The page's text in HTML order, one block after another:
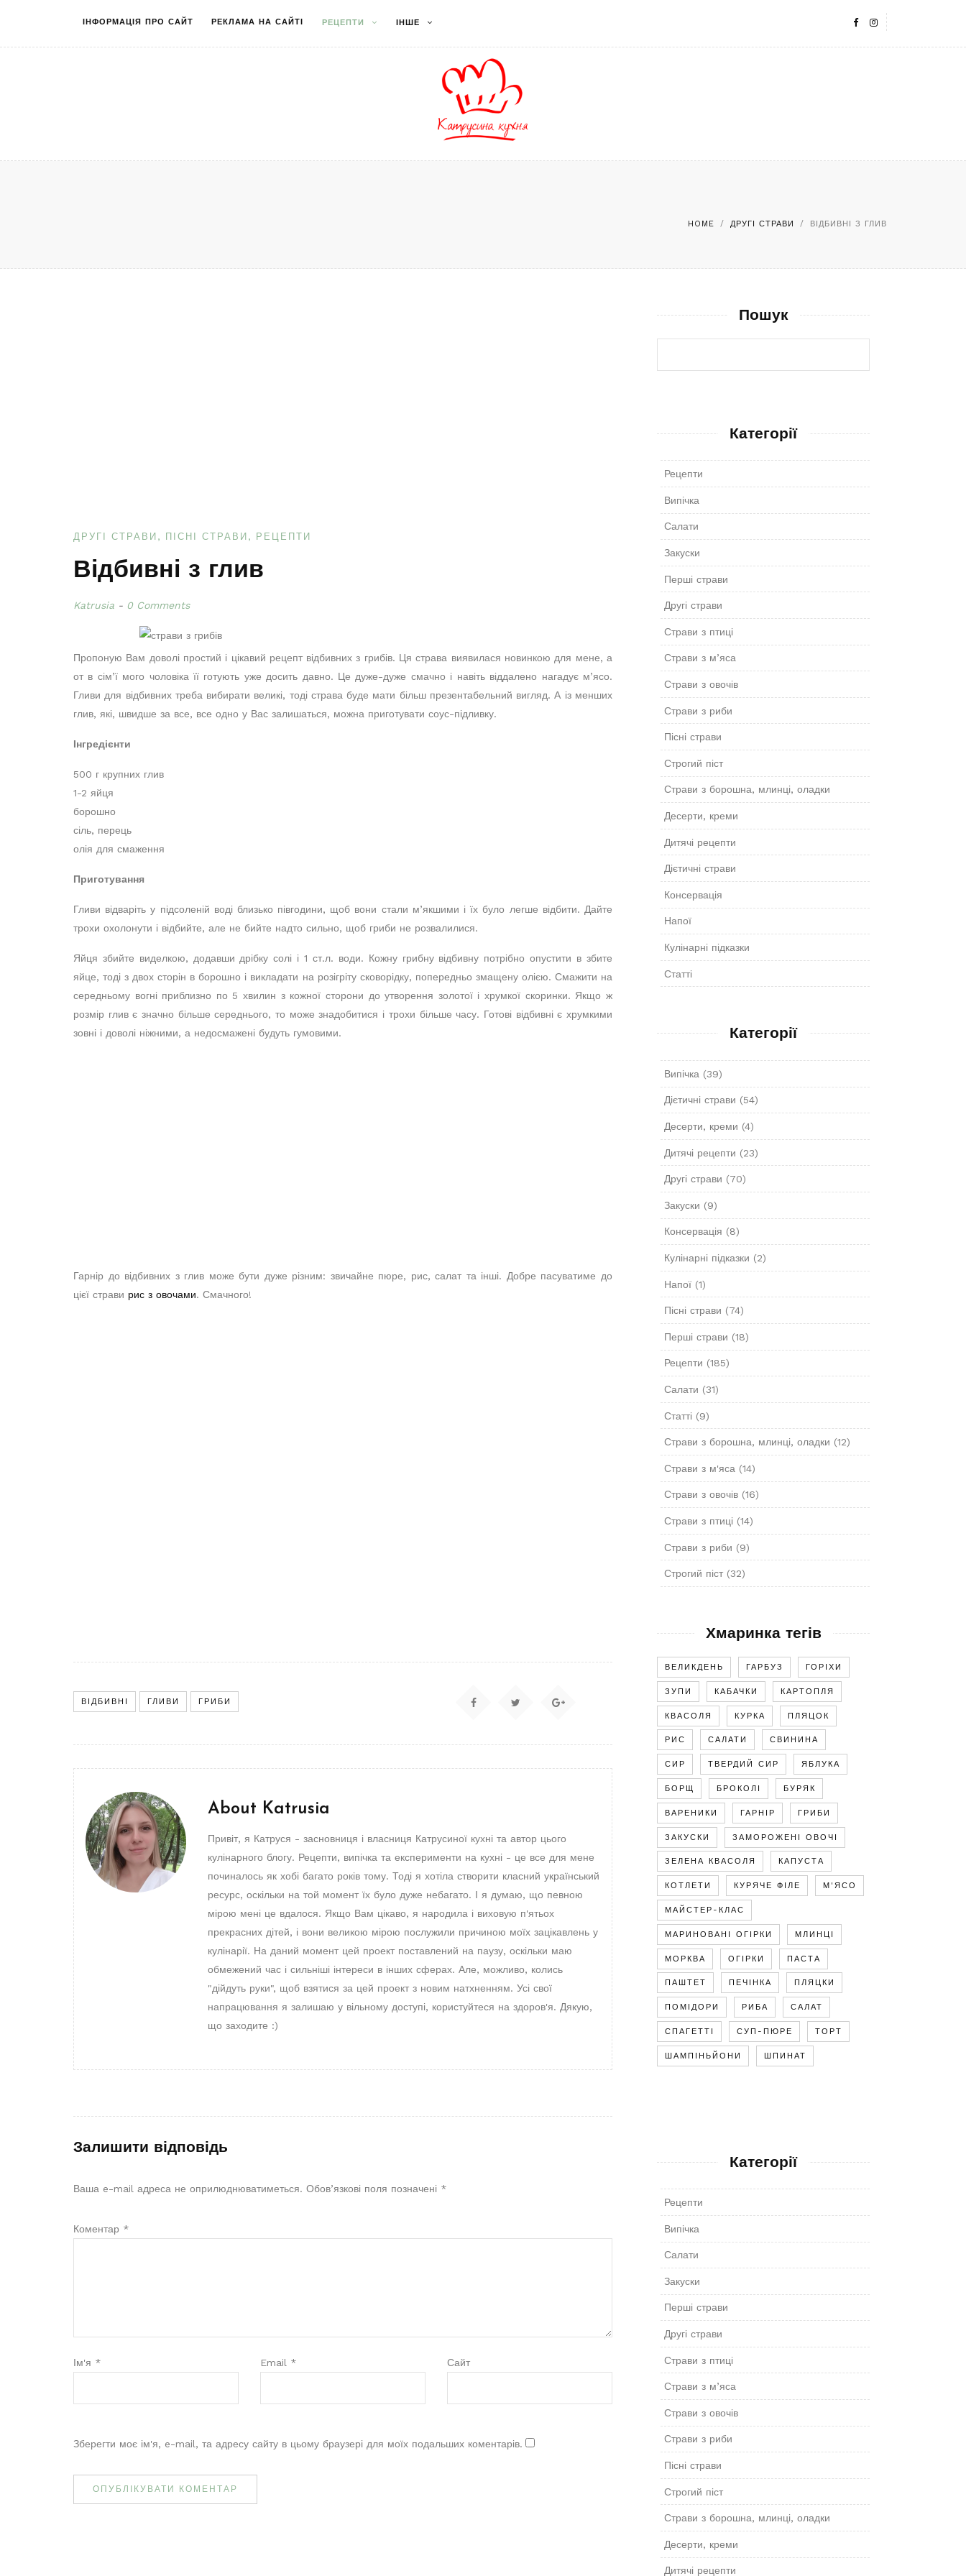
ІНФОРМАЦІЯ ПРО САЙТ РЕКЛАМА НА САЙТІ РЕЦЕПТИ ІНШЕ
HOME / ДРУГІ СТРАВИ / ВІДБИВНІ З ГЛИВ
ДРУГІ СТРАВИ ПІСНІ СТРАВИ РЕЦЕПТИ
Відбивні з глив
Katrusia 0 Comments
Пропоную Вам доволі простий і цікавий рецепт відбивних з грибів. Ця страва виявилася новинкою для мене, а
от в сім’ї мого чоловіка її готують уже досить давно. Це дуже-дуже смачно і навіть віддалено нагадує м’ясо.
Гливи для відбивних треба вибирати великі, тоді страва буде мати більш презентабельний вигляд. А із менших
глив, які, швидше за все, все одно у Вас залишаться, можна приготувати соус-підливку.
Інгредієнти
500 г крупних глив
1-2 яйця
борошно
сіль, перець
олія для смаження
Приготування
Гливи відваріть у підсоленій воді близько півгодини, щоб вони стали м’якшими і їх було легше відбити. Дайте
трохи охолонути і відбийте, але не бийте надто сильно, щоб гриби не розвалилися.
Яйця збийте виделкою, додавши дрібку солі і 1 ст.л. води. Кожну грибну відбивну потрібно опустити в збите
яйце, тоді з двох сторін в борошно і викладати на розігріту сковорідку, попередньо змащену олією. Смажити на
середньому вогні приблизно по 5 хвилин з кожної сторони до утворення золотої і хрумкої скоринки. Якщо ж
розмір глив є значно більше середнього, то може знадобитися і трохи більше часу. Готові відбивні є хрумкими
зовні і доволі ніжними, а недосмажені будуть гумовими.
Гарнір до відбивних з глив може бути дуже різним: звичайне пюре, рис, салат та інші. Добре пасуватиме до
цієї страви рис з овочами. Смачного!
ВІДБИВНІ ГЛИВИ ГРИБИ
About Katrusia
Привіт, я Катруся - засновниця і власниця Катрусиної кухні та автор цього
кулінарного блогу. Рецепти, випічка та експерименти на кухні - це все для мене
починалось як хобі багато років тому. Тоді я хотіла створити класний український
ресурс, оскільки на той момент їх було дуже небагато. І я думаю, що певною
мірою мені це вдалося. Якщо Вам цікаво, я народила і виховую п'ятьох
прекрасних дітей, і вони великою мірою послужили причиною моїх зацікавлень у
кулінарії. На даний момент цей проект поставлений на паузу, оскільки маю
обмежений час і сильніші інтереси в інших сферах. Але, можливо, колись
"дійдуть руки", щоб взятися за цей проект з новим натхненням. Усі свої
напрацювання я залишаю у вільному доступі, користуйтеся на здоров'я. Дякую,
що заходите :)
Залишити відповідь
Ваша e-mail адреса не оприлюднюватиметься. Обов’язкові поля позначені *
Коментар *
Ім'я * Email * Сайт
Зберегти моє ім'я, e-mail, та адресу сайту в цьому браузері для моїх подальших коментарів.
Пошук
Категорії
Рецепти
Випічка
Салати
Закуски
Перші страви
Другі страви
Страви з птиці
Страви з м’яса
Страви з овочів
Страви з риби
Пісні страви
Строгий піст
Страви з борошна, млинці, оладки
Десерти, креми
Дитячі рецепти
Дієтичні страви
Консервація
Напої
Кулінарні підказки
Статті
Категорії
Випічка (39)
Дієтичні страви (54)
Десерти, креми (4)
Дитячі рецепти (23)
Другі страви (70)
Закуски (9)
Консервація (8)
Кулінарні підказки (2)
Напої(1)
Пісні страви (74)
Перші страви (18)
Рецепти (185)
Салати (31)
Статті (9)
Страви з борошна, млинці, оладки (12)
Страви з м'яса (14)
Страви з овочів(16)
Страви з птиці (14)
Страви з риби (9)
Строгий піст(32)
Хмаринка тегів
ВЕЛИКДЕНЬ ГАРБУЗ ГОРІХИ
ЗУПИ КАБАЧКИ КАРТОПЛЯ
КВАСОЛЯ КУРКА ПЛЯЦОК
РИС САЛАТИ СВИНИНА
СИР ТВЕРДИЙ СИР ЯБЛУКА
БОРЩ БРОКОЛІ БУРЯК
ВАРЕНИКИ ГАРНІР ГРИБИ
ЗАКУСКИ ЗАМОРОЖЕНІ ОВОЧІ
ЗЕЛЕНА КВАСОЛЯ КАПУСТА
КОТЛЕТИ КУРЯЧЕ ФІЛЕ М'ЯСО
МАЙСТЕР-КЛАС
МАРИНОВАНІ ОГІРКИ МЛИНЦІ
МОРКВА ОГІРКИ ПАСТА
ПАШТЕТ ПЕЧІНКА ПЛЯЦКИ
ПОМІДОРИ РИБА САЛАТ
СПАГЕТТІ СУП-ПЮРЕ ТОРТ
ШАМПІНЬЙОНИ ШПИНАТ
Категорії
Рецепти
Випічка
Салати
Закуски
Перші страви
Другі страви
Страви з птиці
Страви з м’яса
Страви з овочів
Страви з риби
Пісні страви
Строгий піст
Страви з борошна, млинці, оладки
Десерти, креми
Дитячі рецепти